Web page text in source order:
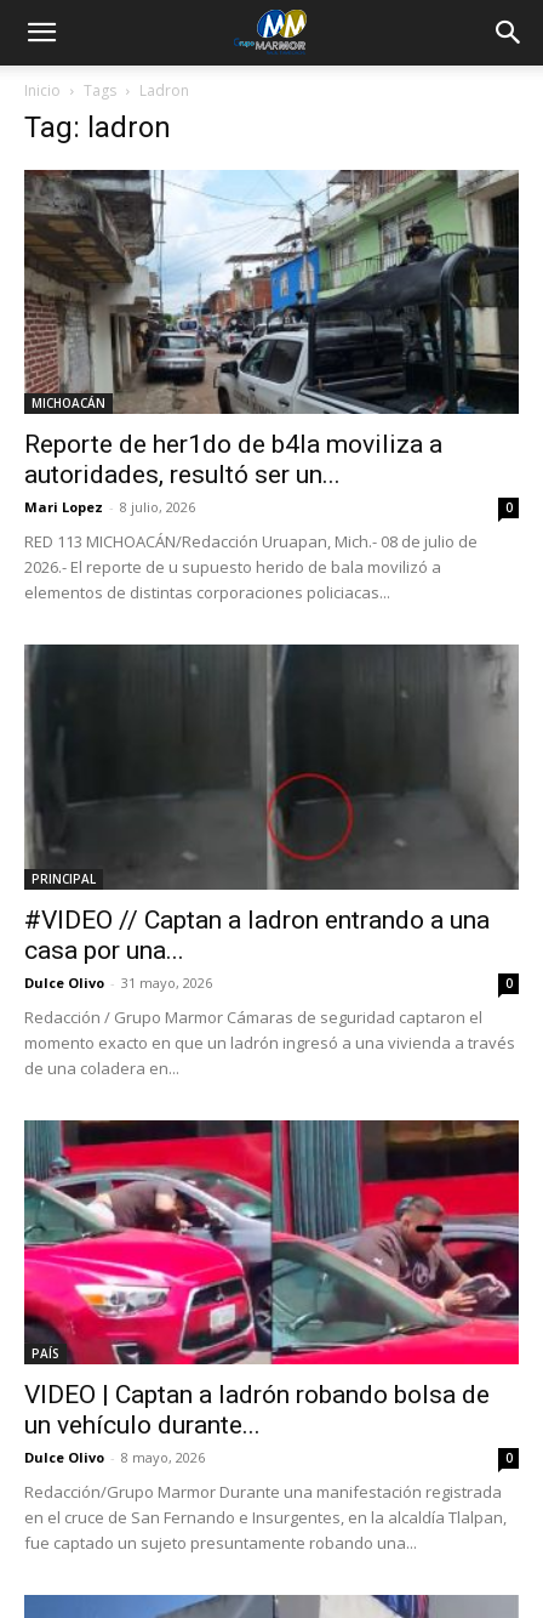
Inicio Tags Ladron
Tag: ladron
MICHOACÁN
Reporte de her1do de b4la moviliza a
autoridades, resultó ser un...
Mari Lopez - 8 julio, 2026 0
RED 113 MICHOACÁN/Redacción Uruapan, Mich.- 08 de julio de
2026.- El reporte de u supuesto herido de bala movilizó a
elementos de distintas corporaciones policiacas...
PRINCIPAL
#VIDEO // Captan a ladron entrando a una
casa por una...
Dulce Olivo - 31 mayo, 2026 0
Redacción / Grupo Marmor Cámaras de seguridad captaron el
momento exacto en que un ladrón ingresó a una vivienda a través
de una coladera en...
PAÍS
VIDEO | Captan a ladrón robando bolsa de
un vehículo durante...
Dulce Olivo - 8 mayo, 2026 0
Redacción/Grupo Marmor Durante una manifestación registrada
en el cruce de San Fernando e Insurgentes, en la alcaldía Tlalpan,
fue captado un sujeto presuntamente robando una...